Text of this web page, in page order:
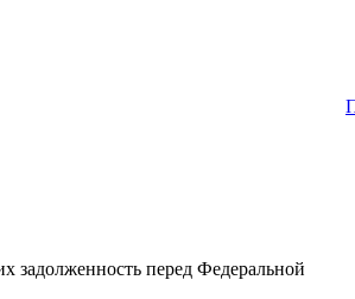
перед Федеральной